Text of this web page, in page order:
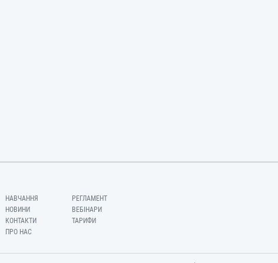
НАВЧАННЯ
НОВИНИ
КОНТАКТИ
ПРО НАС
РЕГЛАМЕНТ
ВЕБІНАРИ
ТАРИФИ